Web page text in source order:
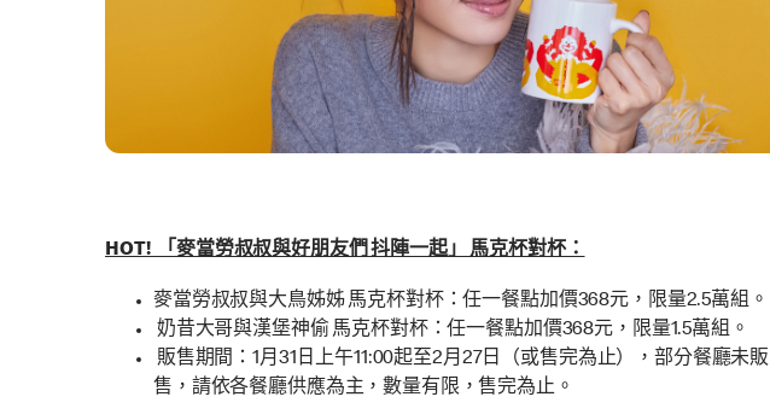
HOT! 「麥當勞叔叔與好朋友們 抖陣一起」 馬克杯對杯：
麥當勞叔叔與大鳥姊姊 馬克杯對杯：任一餐點加價368元，限量2.5萬組。
奶昔大哥與漢堡神偷 馬克杯對杯：任一餐點加價368元，限量1.5萬組。
販售期間：1月31日上午11:00起至2月27日（或售完為止），部分餐廳未販
售，請依各餐廳供應為主，數量有限，售完為止。